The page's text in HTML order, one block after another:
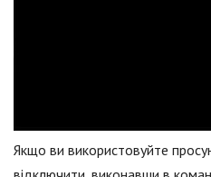
Якщо ви використовуйте